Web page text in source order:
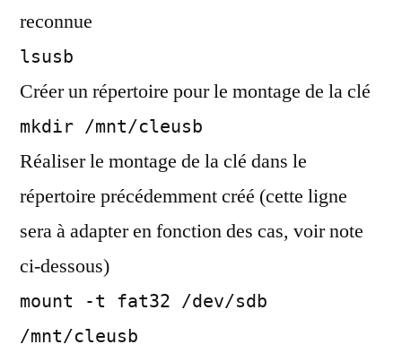
reconnue
lsusb
Créer un répertoire pour le montage de la clé
mkdir /mnt/cleusb
Réaliser le montage de la clé dans le
répertoire précédemment créé (cette ligne
sera à adapter en fonction des cas, voir note
ci-dessous)
mount -t fat32 /dev/sdb
/mnt/cleusb